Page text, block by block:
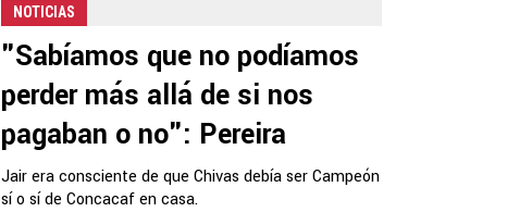
NOTICIAS
"Sabíamos que no podíamos
perder más allá de si nos
pagaban o no": Pereira
Jair era consciente de que Chivas debía ser Campeón
sí o sí de Concacaf en casa.